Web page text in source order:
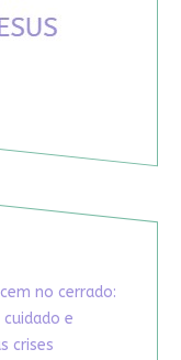
no cerrado:
e
crises